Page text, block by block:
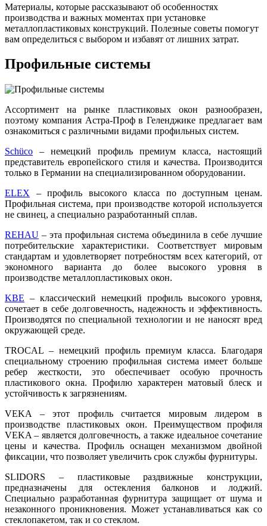
Материалы, которые рассказывают об особенностях
производства и важных моментах при установке
металлопластиковых конструкций. Полезные советы помогут
вам определиться с выбором и избавят от лишних затрат.
Профильные системы
Ассортимент на рынке пластиковых окон разнообразен,
поэтому компания Астра-Проф в Геленджике предлагает вам
ознакомиться с различными видами профильных систем.
Schüco – немецкий профиль премиум класса, настоящий
представитель европейского стиля и качества. Производится
только в Германии на специализированном оборудовании.
ELEX – профиль высокого класса по доступным ценам.
Профильная система, при производстве которой используется
не свинец, а специально разработанный сплав.
REHAU – эта профильная система объединила в себе лучшие
потребительские характеристики. Соответствует мировым
стандартам и удовлетворяет потребностям всех категорий, от
экономного варианта до более высокого уровня в
производстве металлопластиковых окон.
KBE – классический немецкий профиль высокого уровня,
сочетает в себе долговечность, надежность и эффективность.
Производятся по специальной технологии и не наносят вред
окружающей среде.
TROCAL – немецкий профиль премиум класса. Благодаря
специальному строению профильная система имеет больше
ребер жесткости, это обеспечивает особую прочность
пластикового окна. Профилю характерен матовый блеск и
устойчивость к загрязнениям.
VEKA – этот профиль считается мировым лидером в
производстве пластиковых окон. Преимуществом профиля
VEKA – является долговечность, а также идеальное сочетание
цены и качества. Профиль оснащен механизмом двойной
фиксации, что позволяет увеличить срок службы фурнитуры.
SLIDORS – пластиковые раздвижные конструкции,
предназначены для остекления балконов и лоджий.
Специально разработанная фурнитура защищает от шума и
незаконного проникновения. Может устанавливаться как со
стеклопакетом, так и со стеклом.